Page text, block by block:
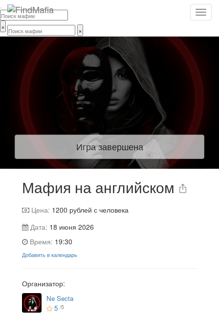
× ×
Игра завершена
Мафия на английском
Цена: 1200 рублей с человека
Дата: 18 июня 2026
Время: 19:30
Добавить в календарь
Организатор:
Ne Secta
5 /5